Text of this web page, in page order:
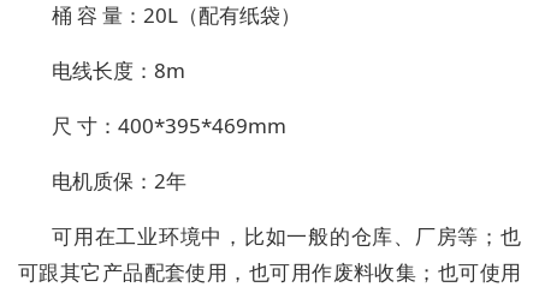
桶 容 量： 20L（配有纸袋）
电线长度： 8m
尺 寸： 400*395*469mm
电机质保： 2年
可用在工业环境中，比如一般的仓库、厂房等；也
可跟其它产品配套使用，也可用作废料收集；也可使用